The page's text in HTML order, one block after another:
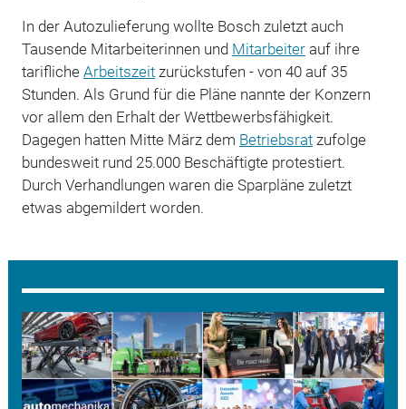
In der Autozulieferung wollte Bosch zuletzt auch
Tausende Mitarbeiterinnen und Mitarbeiterauf ihre
tarifliche Arbeitszeitzurückstufen - von 40 auf 35
Stunden. Als Grund für die Pläne nannte der Konzern
vor allem den Erhalt der Wettbewerbsfähigkeit.
Dagegen hatten Mitte März dem Betriebsratzufolge
bundesweit rund 25.000 Beschäftigte protestiert.
Durch Verhandlungen waren die Sparpläne zuletzt
etwas abgemildert worden.